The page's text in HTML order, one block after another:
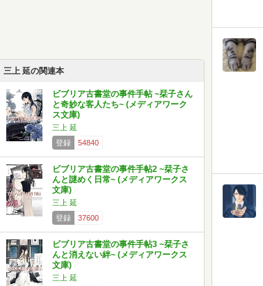
三上 延の関連本
ビブリア古書堂の事件手帖 ~栞子さん
と奇妙な客人たち~ (メディアワーク
ス文庫)
三上 延
登録
54840
ビブリア古書堂の事件手帖2 ~栞子さ
んと謎めく日常~ (メディアワークス
文庫)
三上 延
登録
37600
ビブリア古書堂の事件手帖3 ~栞子さ
んと消えない絆~ (メディアワークス
文庫)
三上 延